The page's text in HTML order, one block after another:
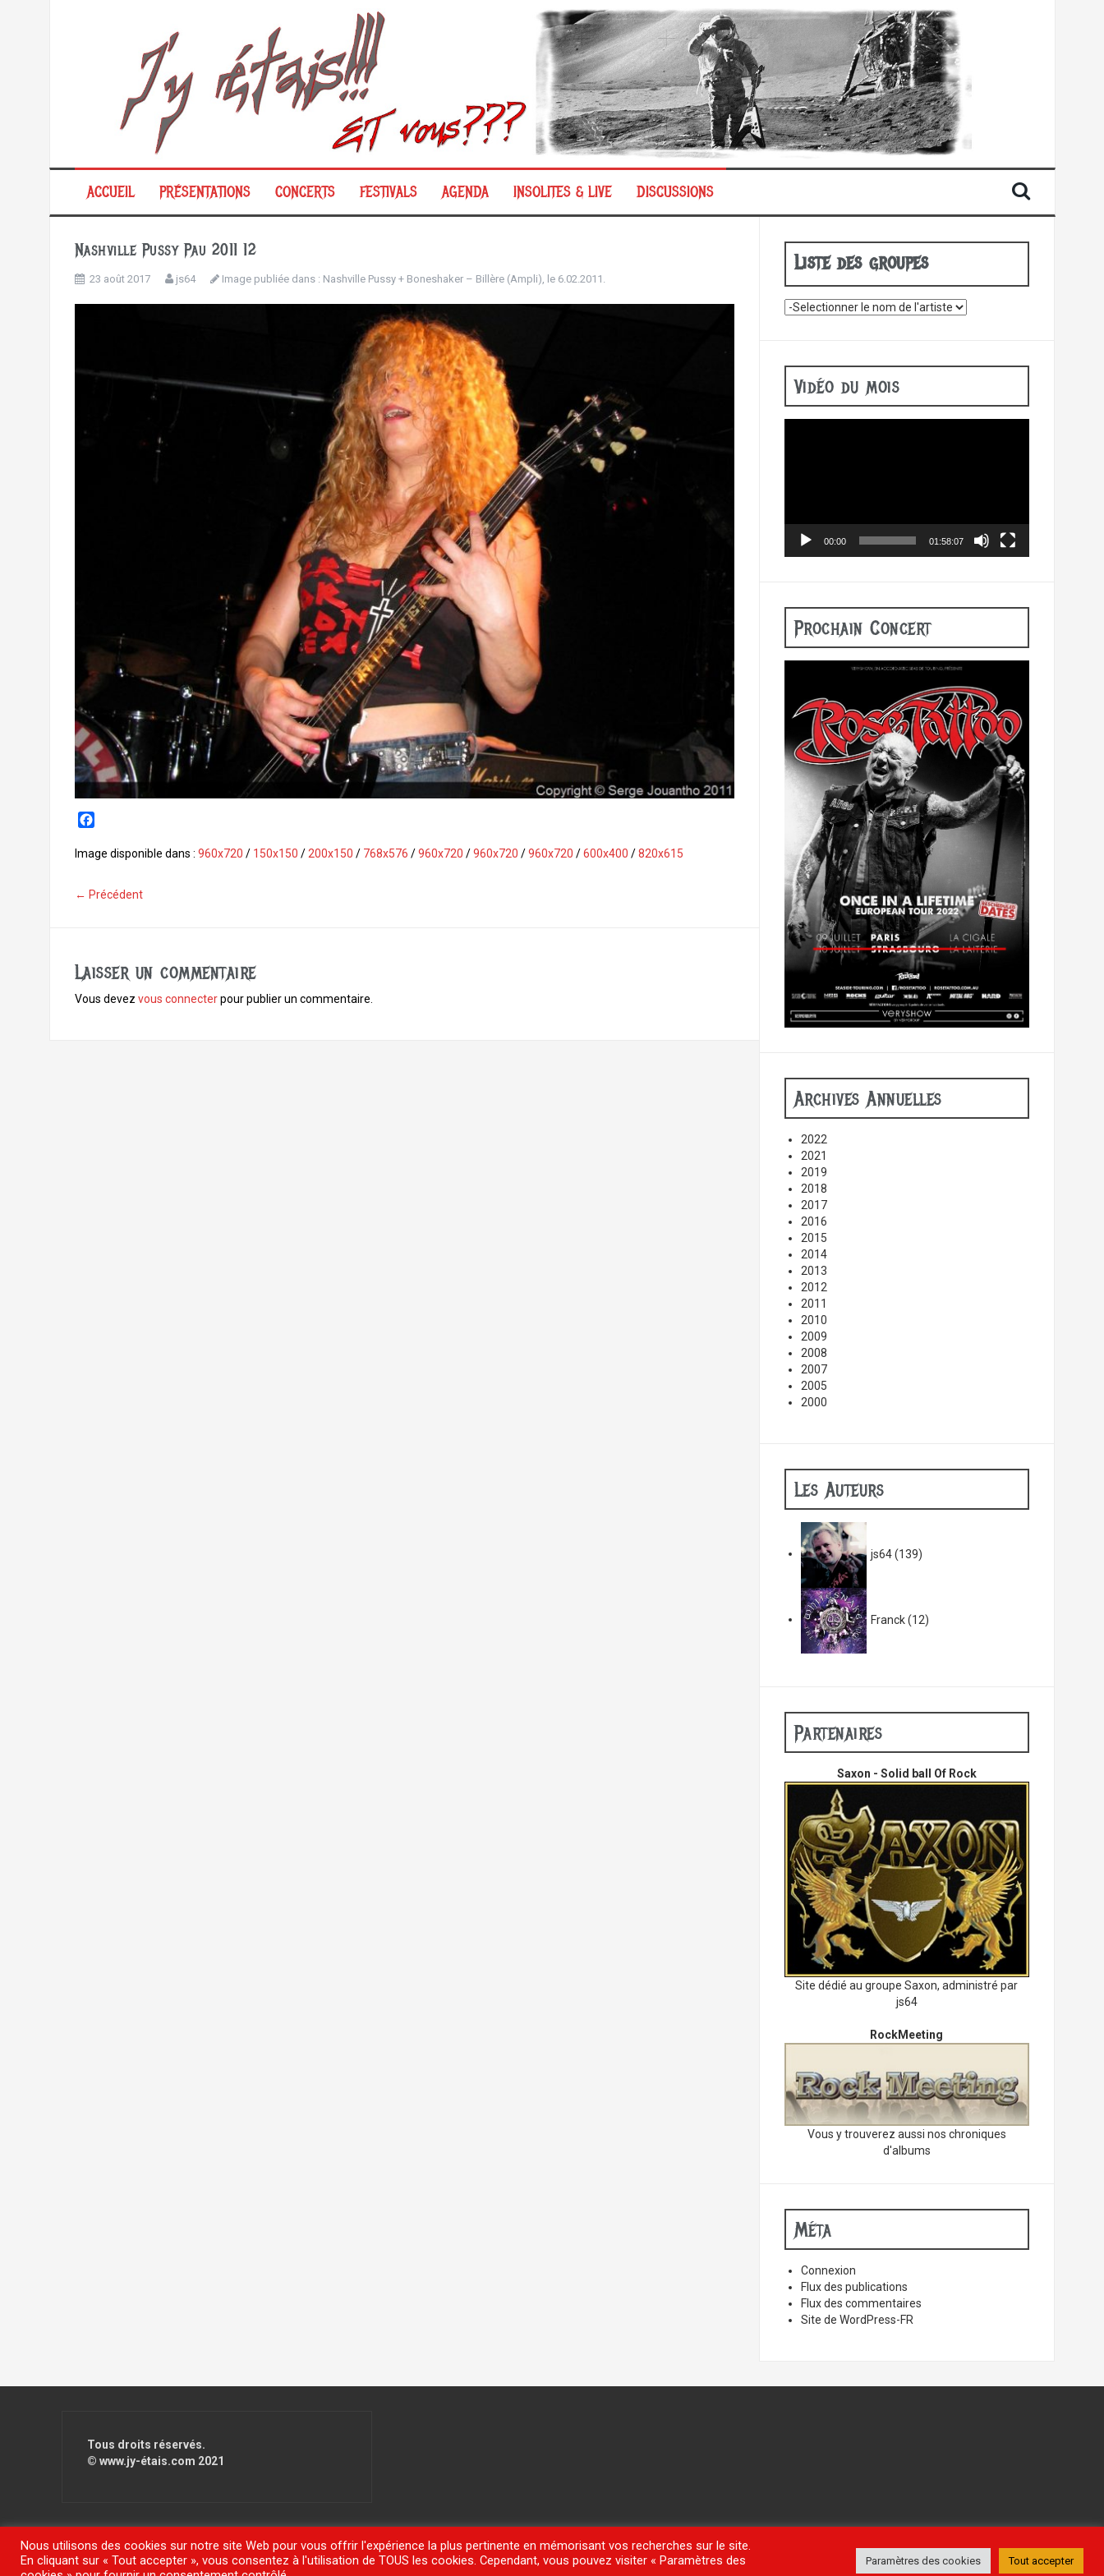
ACCUEIL PRÉSENTATIONS CONCERTS FESTIVALS AGENDA INSOLITES & LIVE DISCUSSIONS
Nashville Pussy Pau 2011 12
23 août 2017 js64 Image publiée dans : Nashville Pussy + Boneshaker – Billère (Ampli), le 6.02.2011.
c
o
Image disponible dans : 960x720 / 150x150 /200x150 / 768x576 /960x720 /960x720 /960x720 /600x400 /820x615
← Précédent
Laisser un commentaire
Vous devez vous connecterpour publier un commentaire.
Liste des groupes
Vidéo du mois
00:00 01:58:07
Prochain Concert
Archives Annuelles
2022
2021
2019
2018
2017
2016
2015
2014
2013
2012
2011
2010
2009
2008
2007
2005
2000
Les Auteurs
js64(139)
Franck(12)
Partenaires
Saxon - Solid ball Of Rock
Site dédié au groupe Saxon, administré par
js64
RockMeeting
Vous y trouverez aussi nos chroniques
d'albums
Méta
Connexion
Flux des publications
Flux des commentaires
Site de WordPress-FR
Tous droits réservés.
© www.jy-étais.com 2021
Fièrement propulsé par WordPress|Thème FlyMagpar Themeisle
Nous utilisons des cookies sur notre site Web pour vous offrir l'expérience la plus pertinente en mémorisant vos recherches sur le site.
En cliquant sur « Tout accepter », vous consentez à l'utilisation de TOUS les cookies. Cependant, vous pouvez visiter « Paramètres des
Paramètres des cookies Tout accepter